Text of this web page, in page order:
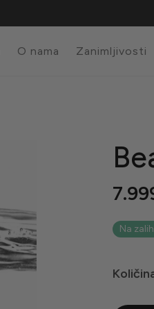
O nama Zanimljivosti
Na